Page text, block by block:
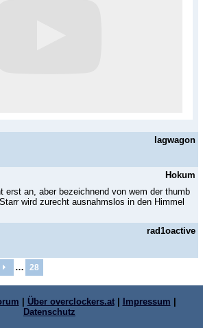
lagwagon
Hokum
erst an, aber bezeichnend von wem der thumb
wird zurecht ausnahmslos in den Himmel
rad1oactive
… 28
Über overclockers.at| Impressum
Datenschutz